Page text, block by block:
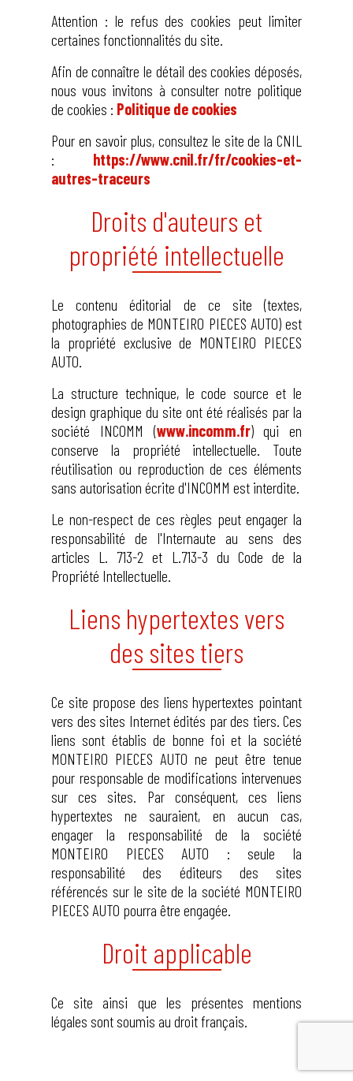
Attention : le refus des cookies peut limiter
certaines fonctionnalités du site.
Afin de connaître le détail des cookies déposés,
nous vous invitons à consulter notre politique
de cookies : Politique de cookies
Pour en savoir plus, consultez le site de la CNIL
: https://www.cnil.fr/fr/cookies-et-
autres-traceurs
Droits d'auteurs et
propriété intellectuelle
Le contenu éditorial de ce site (textes,
photographies de MONTEIRO PIECES AUTO) est
la propriété exclusive de MONTEIRO PIECES
AUTO.
La structure technique, le code source et le
design graphique du site ont été réalisés par la
société INCOMM (www.incomm.fr) qui en
conserve la propriété intellectuelle. Toute
réutilisation ou reproduction de ces éléments
sans autorisation écrite d'INCOMM est interdite.
Le non-respect de ces règles peut engager la
responsabilité de l'Internaute au sens des
articles L. 713-2 et L.713-3 du Code de la
Propriété Intellectuelle.
Liens hypertextes vers
des sites tiers
Ce site propose des liens hypertextes pointant
vers des sites Internet édités par des tiers. Ces
liens sont établis de bonne foi et la société
MONTEIRO PIECES AUTO ne peut être tenue
pour responsable de modifications intervenues
sur ces sites. Par conséquent, ces liens
hypertextes ne sauraient, en aucun cas,
engager la responsabilité de la société
MONTEIRO PIECES AUTO : seule la
responsabilité des éditeurs des sites
référencés sur le site de la société MONTEIRO
PIECES AUTO pourra être engagée.
Droit applicable
Ce site ainsi que les présentes mentions
légales sont soumis au droit français.